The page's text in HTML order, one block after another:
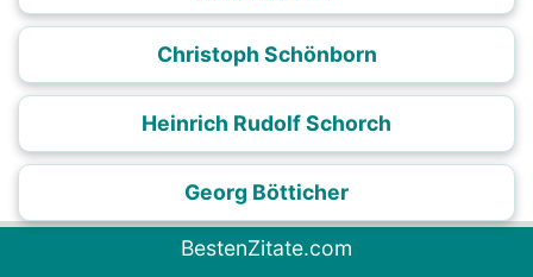
Christoph Schönborn
Heinrich Rudolf Schorch
Georg Bötticher
BestenZitate.com